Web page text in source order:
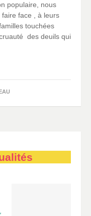
populaire, nous
face , à leurs
touchées
des deuils qui